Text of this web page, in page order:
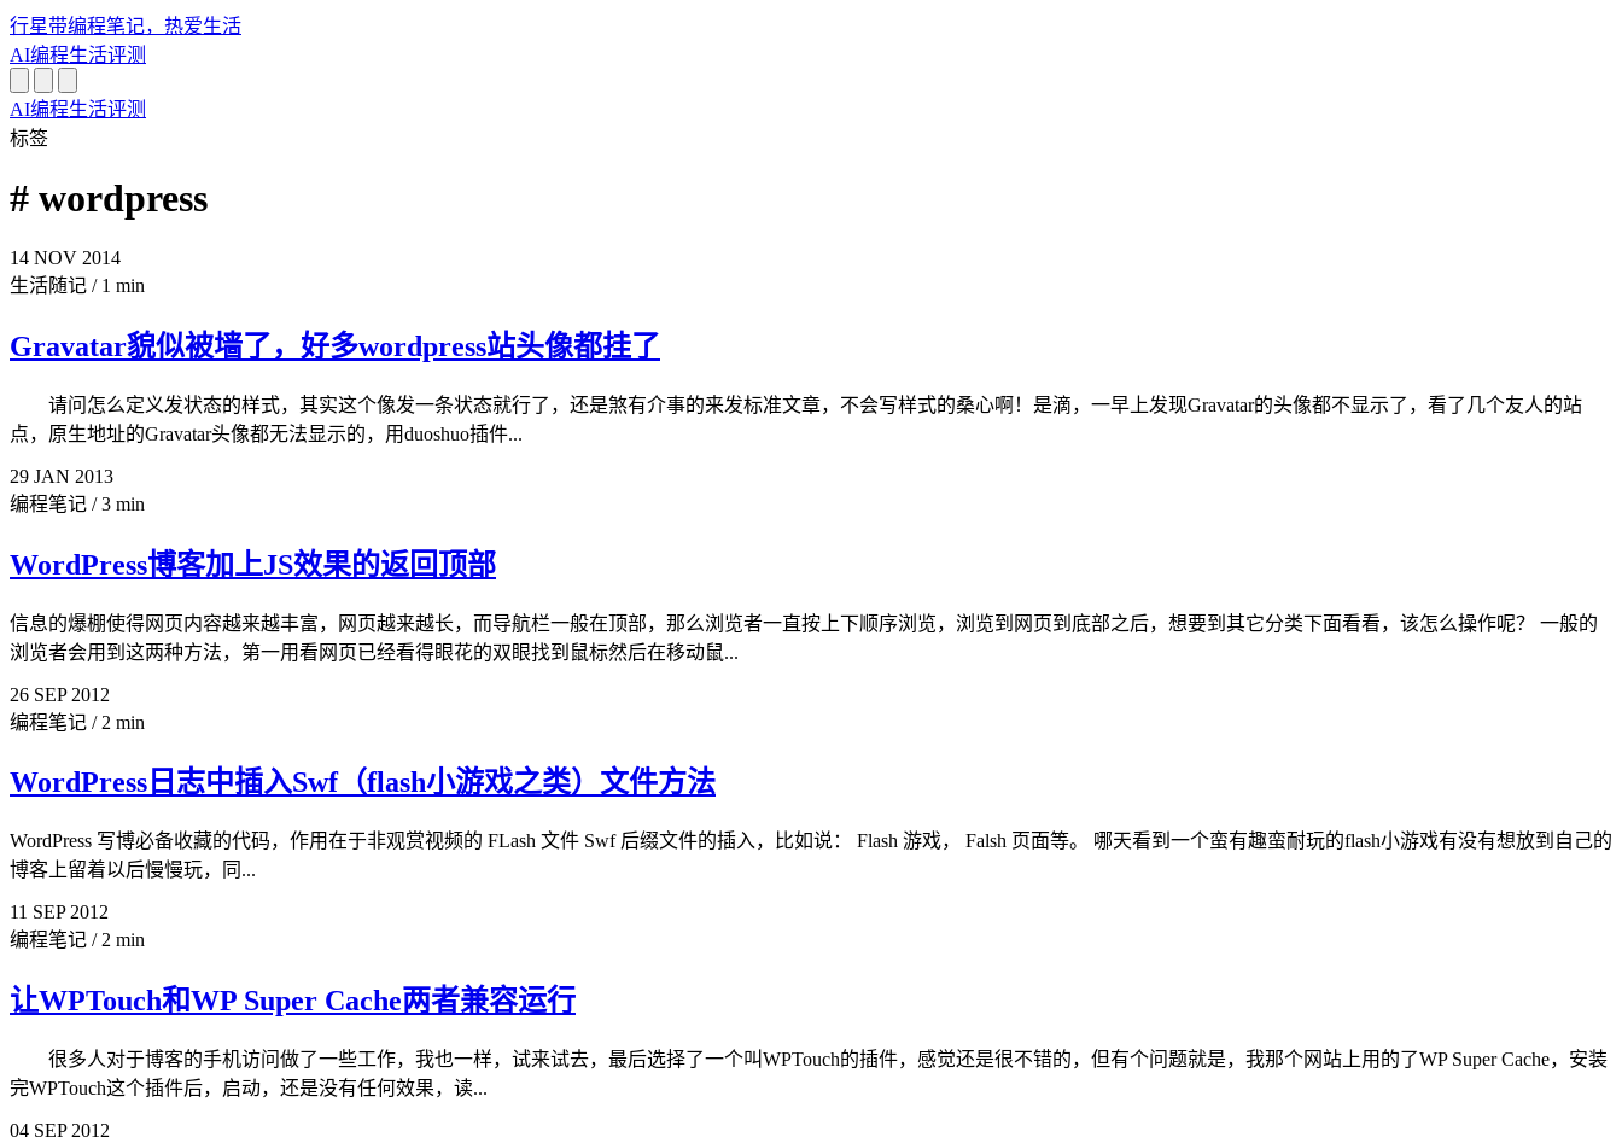
行星带编程笔记，热爱生活
AI编程生活评测
AI编程生活评测
标签
# wordpress
14 NOV 2014
生活随记 / 1 min
Gravatar貌似被墙了，好多wordpress站头像都挂了
请问怎么定义发状态的样式，其实这个像发一条状态就行了，还是煞有介事的来发标准文章，不会写样式的桑心啊！是滴，一早上发现Gravatar的头像都不显示了，看了几个友人的站
点，原生地址的Gravatar头像都无法显示的，用duoshuo插件...
29 JAN 2013
编程笔记 / 3 min
WordPress博客加上JS效果的返回顶部
信息的爆棚使得网页内容越来越丰富，网页越来越长，而导航栏一般在顶部，那么浏览者一直按上下顺序浏览，浏览到网页到底部之后，想要到其它分类下面看看，该怎么操作呢？ 一般的
浏览者会用到这两种方法，第一用看网页已经看得眼花的双眼找到鼠标然后在移动鼠...
26 SEP 2012
编程笔记 / 2 min
WordPress日志中插入Swf（flash小游戏之类）文件方法
WordPress 写博必备收藏的代码，作用在于非观赏视频的 FLash 文件 Swf 后缀文件的插入，比如说： Flash 游戏， Falsh 页面等。 哪天看到一个蛮有趣蛮耐玩的flash小游戏有没有想放到自己的
博客上留着以后慢慢玩，同...
11 SEP 2012
编程笔记 / 2 min
让WPTouch和WP Super Cache两者兼容运行
很多人对于博客的手机访问做了一些工作，我也一样，试来试去，最后选择了一个叫WPTouch的插件，感觉还是很不错的，但有个问题就是，我那个网站上用的了WP Super Cache，安装
完WPTouch这个插件后，启动，还是没有任何效果，读...
04 SEP 2012